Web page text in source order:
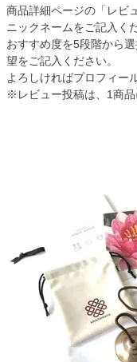
商品詳細ページの「レビ
ニックネームをご記入く
おすすめ度を5段階から
望をご記入ください。
よろしければプロフィー
※レビュー投稿は、1商品